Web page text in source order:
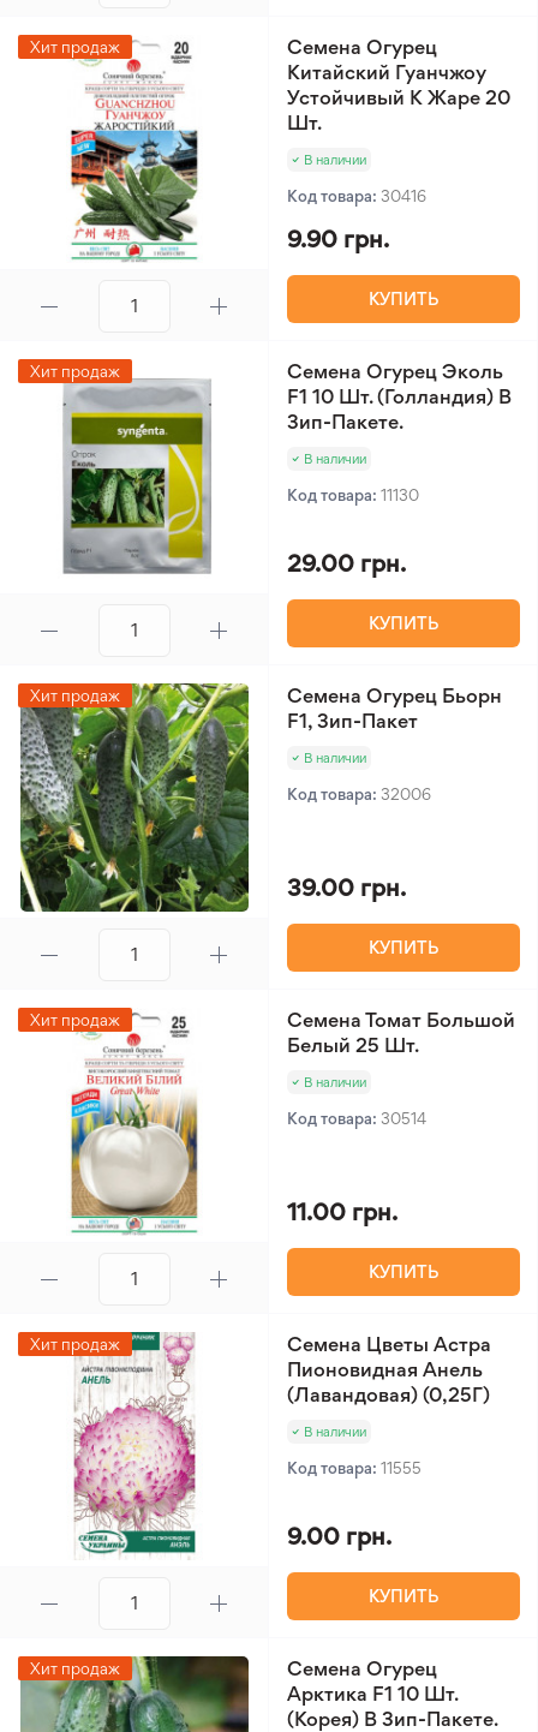
Хит продаж
Семена Огурец
Китайский Гуанчжоу
Устойчивый К Жаре 20
Шт.
В наличии
Код товара: 30416
9.90 грн.
КУПИТЬ
Хит продаж
Семена Огурец Эколь
F1 10 Шт. (Голландия) В
Зип-Пакете.
В наличии
Код товара: 11130
29.00 грн.
КУПИТЬ
Хит продаж
Семена Огурец Бьорн
F1, Зип-Пакет
В наличии
Код товара: 32006
39.00 грн.
КУПИТЬ
Хит продаж
Семена Томат Большой
Белый 25 Шт.
В наличии
Код товара: 30514
11.00 грн.
КУПИТЬ
Хит продаж
Семена Цветы Астра
Пионовидная Анель
(Лавандовая) (0,25Г)
В наличии
Код товара: 11555
9.00 грн.
КУПИТЬ
Хит продаж
Семена Огурец
Арктика F1 10 Шт.
(Корея) В Зип-Пакете.